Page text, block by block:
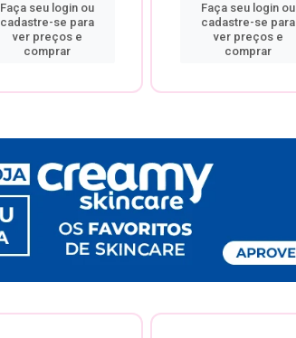
Faça seu login ou
cadastre-se para
ver preços e
comprar
Faça seu login ou
cadastre-se para
ver preços e
comprar